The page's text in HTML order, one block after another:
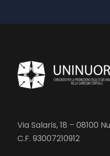
Via Salaris, 18 – 08100
C.F. 93007210912